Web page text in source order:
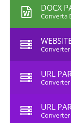
DOCX
Converta
Converter
URL
Converter
URL
Converter